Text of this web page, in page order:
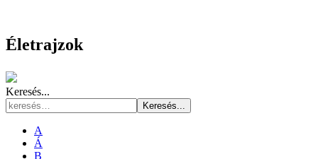
Életrajzok
Keresés...
Keresés...
A
Á
B